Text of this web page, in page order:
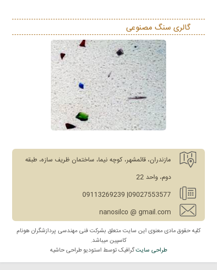
گالری سنگ مصنوعی
مازندران، قائمشهر، کوچه نیما، ساختمان ظریف سازه، طبقه
دوم، واحد 22
09027553577| 09113269239
nanosilco @ gmail.com
کلیه حقوق مادی معنوی این سایت متعلق بشرکت فنی مهندسی پردازشگران هونام
کاسپین میباشد.
طراحی سایتگرافیک توسط استودیو طراحی حاشیه